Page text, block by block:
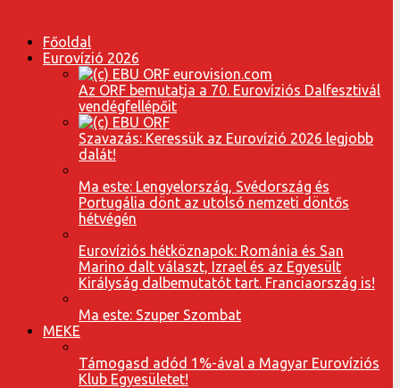
Főoldal
Eurovízió 2026
Az ORF bemutatja a 70. Eurovíziós Dalfesztivál
vendégfellépőit
Szavazás: Keressük az Eurovízió 2026 legjobb
dalát!
Ma este: Lengyelország, Svédország és
Portugália dönt az utolsó nemzeti döntős
hétvégén
Eurovíziós hétköznapok: Románia és San
Marino dalt választ, Izrael és az Egyesült
Királyság dalbemutatót tart. Franciaország is!
Ma este: Szuper Szombat
MEKE
Támogasd adód 1%-ával a Magyar Eurovíziós
Klub Egyesületet!